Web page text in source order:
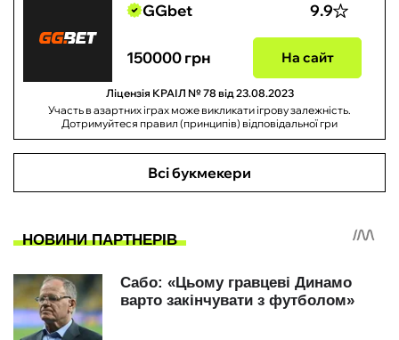
GGbet 9.9
150000 грн На сайт
Ліцензія КРАІЛ № 78 від 23.08.2023
Участь в азартних іграх може викликати ігрову залежність.
Дотримуйтеся правил (принципів) відповідальної гри
Всі букмекери